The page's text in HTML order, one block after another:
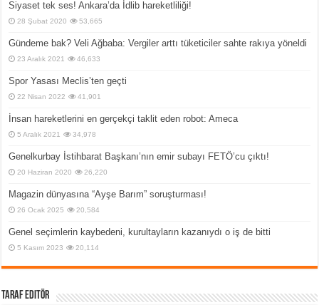
Siyaset tek ses! Ankara’da İdlib hareketliliği!
28 Şubat 2020 53,665
Gündeme bak? Veli Ağbaba: Vergiler arttı tüketiciler sahte rakıya yöneldi
23 Aralık 2021 46,633
Spor Yasası Meclis’ten geçti
22 Nisan 2022 41,901
İnsan hareketlerini en gerçekçi taklit eden robot: Ameca
5 Aralık 2021 34,978
Genelkurbay İstihbarat Başkanı’nın emir subayı FETÖ’cu çıktı!
20 Haziran 2020 26,220
Magazin dünyasına “Ayşe Barım” soruşturması!
26 Ocak 2025 20,584
Genel seçimlerin kaybedeni, kurultayların kazanıydı o iş de bitti
5 Kasım 2023 20,114
Taraf Editör